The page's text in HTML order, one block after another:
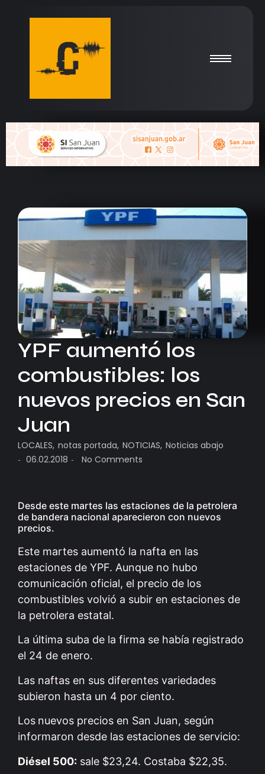
YPF aumentó los
combustibles: los
nuevos precios en San
Juan
LOCALES, notas portada, NOTICIAS, Noticias abajo
- 06.02.2018 - No Comments
Desde este martes las estaciones de la petrolera
de bandera nacional aparecieron con nuevos
precios.
Este martes aumentó la nafta en las
estaciones de YPF. Aunque no hubo
comunicación oficial, el precio de los
combustibles volvió a subir en estaciones de
la petrolera estatal.
La última suba de la firma se había registrado
el 24 de enero.
Las naftas en sus diferentes variedades
subieron hasta un 4 por ciento.
Los nuevos precios en San Juan, según
informaron desde las estaciones de servicio:
Diésel 500: sale $23,24. Costaba $22,35.